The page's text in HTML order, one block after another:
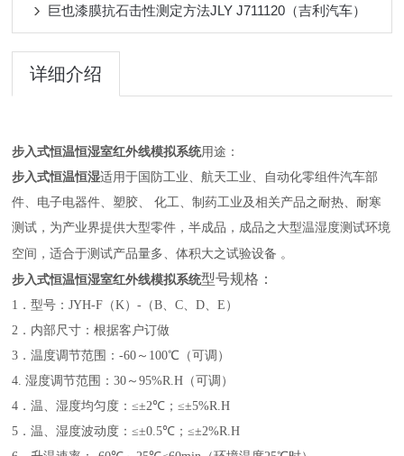
巨也漆膜抗石击性测定方法JLY J711120（吉利汽车）
详细介绍
步入式恒温恒湿室红外线模拟系统用途：
步入式恒温恒湿适用于国防工业、航天工业、自动化零组件汽车部
件、电子电器件、塑胶、
化工、制药工业及相关产品之耐热、耐寒
测试，为产业界提供大型零件，半成品，成品之大型温湿度测试环境
空间，适合于测试产品量多、体积大之试验设备 。
步入式恒温恒湿室红外线模拟系统型号规格：
1 ．型号：JYH-F （K）- （B、C、D、E ）
2 ．内部尺寸：根据客户订做
3 ．温度调节范围：-60 ～ 100℃ （可调）
4.湿度调节范围：30 ～95%R.H （可调）
4 ．温、湿度均匀度：≤±2℃ ；≤±5%R.H
5 ．温、湿度波动度：≤±0.5℃ ；≤±2%R.H